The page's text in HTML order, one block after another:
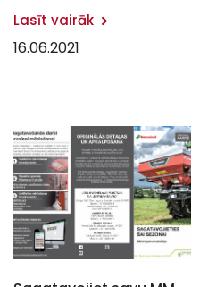
Lasīt vairāk
16.06.2021